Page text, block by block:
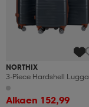
NORTHIX
3-Piece Hardshell
Set With Tsa Lock, 360
Wheels
Alkaen 152,99